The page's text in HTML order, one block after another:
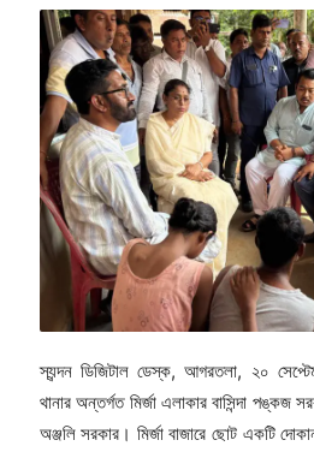
স্যন্দন ডিজিটাল ডেস্ক, আগরতলা, ২০
থানার অন্তর্গত মির্জা এলাকার বাসিন্দা পঙ্কজ
অঞ্জলি সরকার। মির্জা বাজারে ছোট একটি